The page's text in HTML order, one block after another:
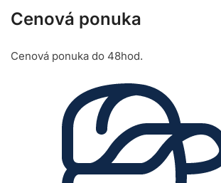
Cenová ponuka
Cenová ponuka do 48hod.